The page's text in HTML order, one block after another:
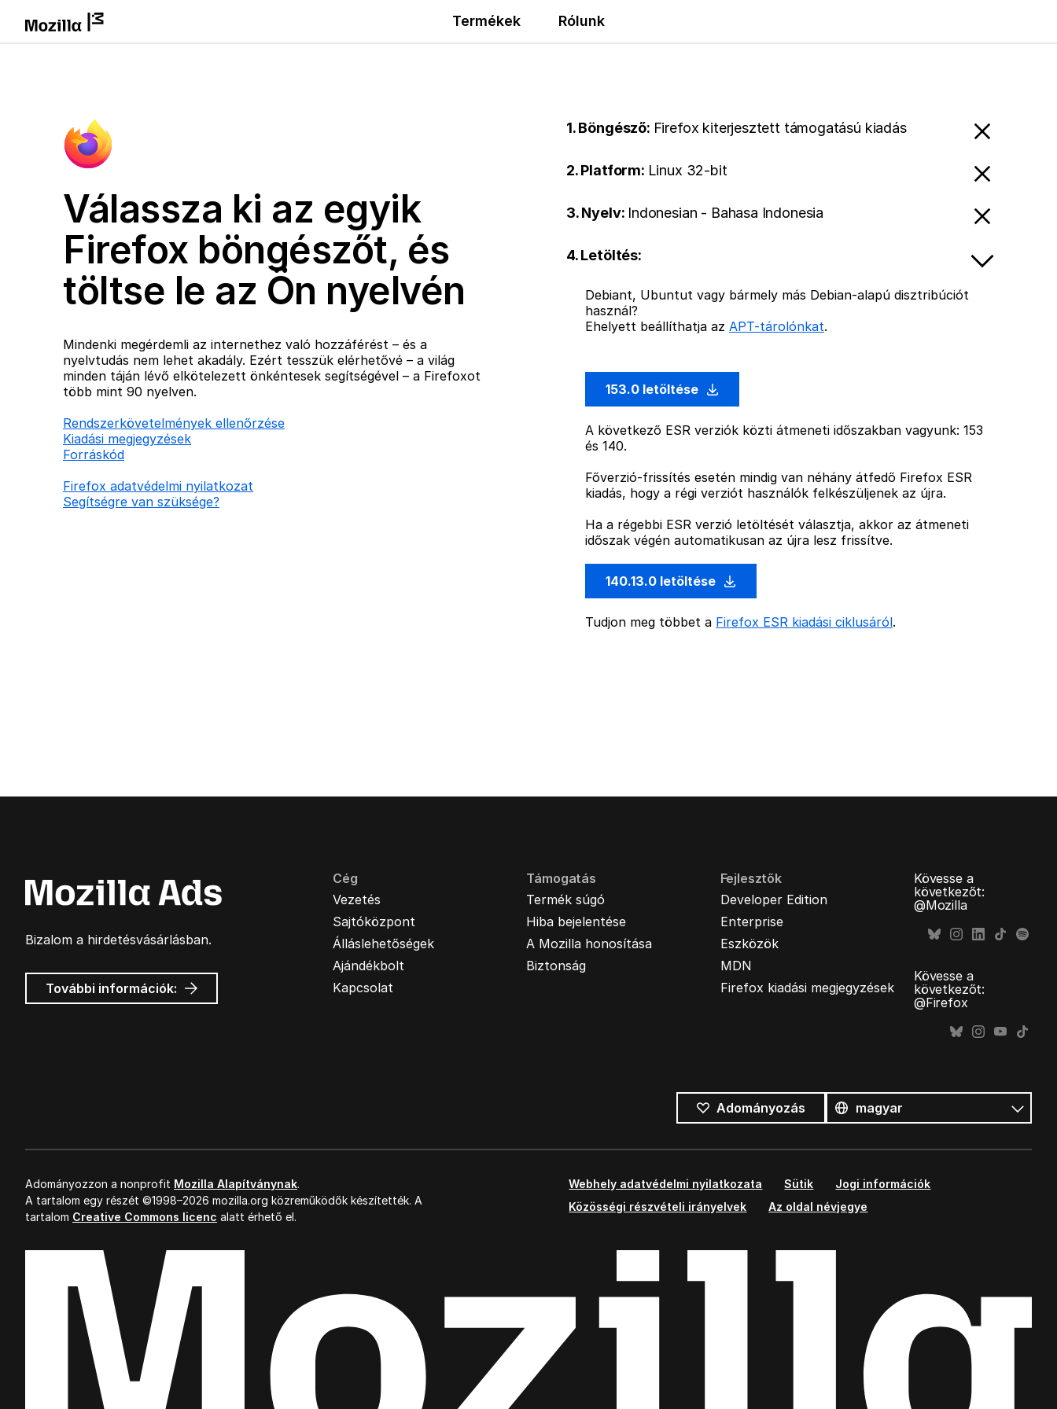
Termékek Rólunk
Válassza ki az egyik
Firefox böngészőt, és
töltse le az Ön nyelvén
Mindenki megérdemli az internethez való hozzáférést – és a
nyelvtudás nem lehet akadály. Ezért tesszük elérhetővé – a világ
minden táján lévő elkötelezett önkéntesek segítségével – a Firefoxot
több mint 90 nyelven.
Rendszerkövetelmények ellenőrzése
Kiadási megjegyzések
Forráskód
Firefox adatvédelmi nyilatkozat
Segítségre van szüksége?
1. Böngésző: Firefox kiterjesztett támogatású kiadás
2. Platform: Linux 32-bit
3. Nyelv: Indonesian - Bahasa Indonesia
4. Letöltés:
Debiant, Ubuntut vagy bármely más Debian-alapú disztribúciót
használ?
Ehelyett beállíthatja az APT-tárolónkat.
153.0 letöltése
A következő ESR verziók közti átmeneti időszakban vagyunk: 153
és 140.
Főverzió-frissítés esetén mindig van néhány átfedő Firefox ESR
kiadás, hogy a régi verziót használók felkészüljenek az újra.
Ha a régebbi ESR verzió letöltését választja, akkor az átmeneti
időszak végén automatikusan az újra lesz frissítve.
140.13.0 letöltése
Tudjon meg többet a Firefox ESR kiadási ciklusáról.
Bizalom a hirdetésvásárlásban.
További információk: Mozilla
hirdetések
Cég
Vezetés
Sajtóközpont
Álláslehetőségek
Ajándékbolt
Kapcsolat
Támogatás
Termék súgó
Hiba bejelentése
A Mozilla honosítása
Biztonság
Fejlesztők
Developer Edition
Enterprise
Eszközök
MDN
Firefox kiadási megjegyzések
Kövesse a
következőt:
@Mozilla
Kövesse a
következőt:
@Firefox
Adományozás
nyelv
Nyelv
Adományozzon a nonprofit Mozilla Alapítványnak.
A tartalom egy részét ©1998–2026 mozilla.org közreműködők készítették. A
tartalom Creative Commons licenc alatt érhető el.
Webhely adatvédelmi nyilatkozata Sütik
Jogi információk
Közösségi részvételi irányelvek
Az oldal névjegye